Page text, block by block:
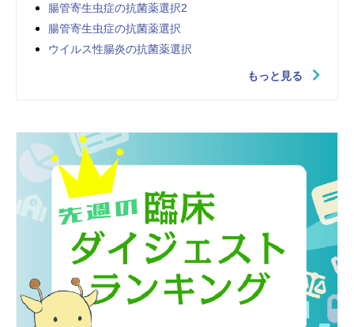
腸管寄生虫症の抗菌薬選択2
腸管寄生虫症の抗菌薬選択
ウイルス性腸炎の抗菌薬選択
もっと見る